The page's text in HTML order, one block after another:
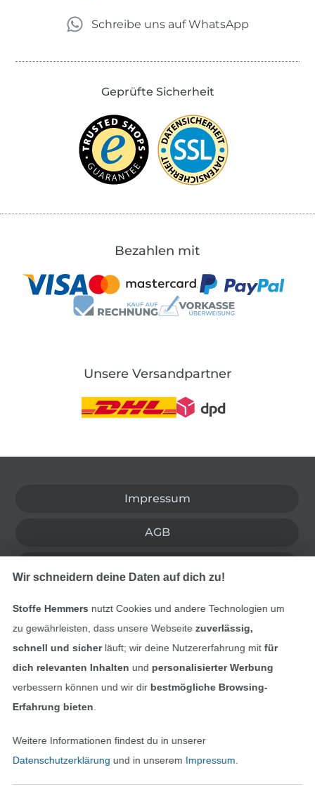
Schreibe uns auf WhatsApp
Geprüfte Sicherheit
Bezahlen mit
Unsere Versandpartner
Impressum
AGB
Kontakt
Bestellung widerrufen
Finde mehr Inspiration
Wir schneidern deine Daten auf dich zu!
Stoffe Hemmers nutzt Cookies und andere Technologien um
zu gewährleisten, dass unsere Webseite zuverlässig,
schnell und sicherläuft; wir deine Nutzererfahrung mitfür
dich relevanten Inhalten und personalisierter Werbung
verbessern können und wir dir bestmögliche Browsing-
Erfahrung bieten
Weitere Informationen findest du in unserer
Datenschutzerklärung und in unserem Impressum